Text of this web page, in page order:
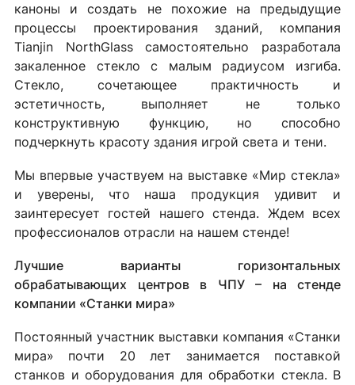
каноны и создать не похожие на предыдущие
процессы проектирования зданий, компания
Tianjin NorthGlass самостоятельно разработала
закаленное стекло с малым радиусом изгиба.
Стекло, сочетающее практичность и
эстетичность, выполняет не только
конструктивную функцию, но способно
подчеркнуть красоту здания игрой света и тени.
Мы впервые участвуем на выставке «Мир стекла»
и уверены, что наша продукция удивит и
заинтересует гостей нашего стенда. Ждем всех
профессионалов отрасли на нашем стенде!
Лучшие варианты горизонтальных
обрабатывающих центров в ЧПУ – на стенде
компании «Станки мира»
Постоянный участник выставки компания «Станки
мира» почти 20 лет занимается поставкой
станков и оборудования для обработки стекла. В